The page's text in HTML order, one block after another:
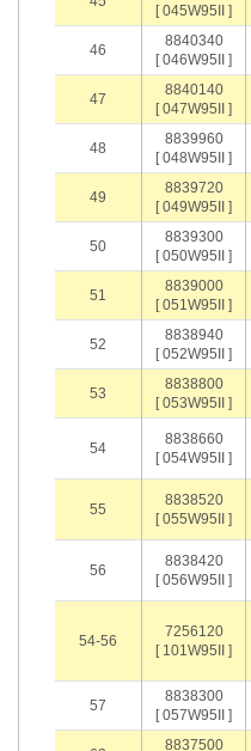
[ 045W95II ]
46
8840340
[ 046W95II ]
47
8840140
[ 047W95II ]
48
8839960
[ 048W95II ]
49
8839720
[ 049W95II ]
50
8839300
[ 050W95II ]
51
8839000
[ 051W95II ]
52
8838940
[ 052W95II ]
53
8838800
[ 053W95II ]
54
8838660
[ 054W95II ]
55
8838520
[ 055W95II ]
56
8838420
[ 056W95II ]
54-56
7256120
[ 101W95II ]
57
8838300
[ 057W95II ]
8837500